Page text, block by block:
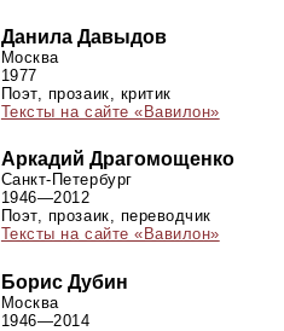
Данила Давыдов
Москва
1977
Поэт, прозаик, критик
Тексты на сайте «Вавилон»
Аркадий Драгомощенко
Санкт-Петербург
1946—2012
Поэт, прозаик, переводчик
Тексты на сайте «Вавилон»
Борис Дубин
Москва
1946—2014